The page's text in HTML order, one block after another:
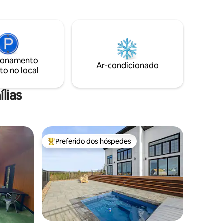
a
a 20
natureza ao seu redor! No interior,
desfrute de 3 quartos, uma BANHEIRA
DE HIDROMASSAGEM, cozinha completa
e 2 banheiros COMPLETOS! Para casais,
Spa-ahhh, relaxe, divirta-se, refugie-se! :)
no local
Ar-condicionado
Entre os melhores preferidos dos hóspedes
Preferido dos hóspedes